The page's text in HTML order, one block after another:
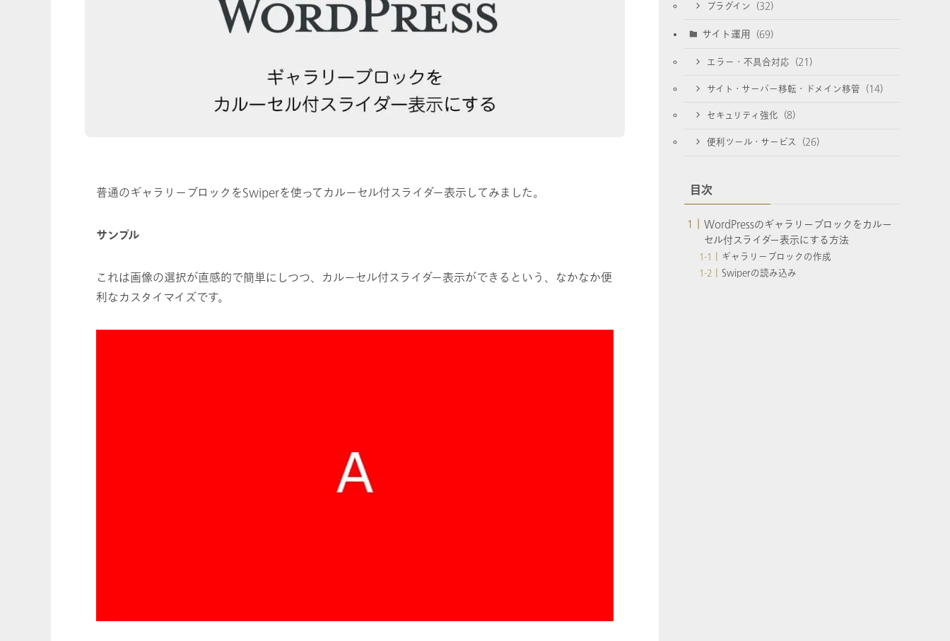
普通のギャラリーブロックをSwiperを使ってカルーセル付スライダー表示してみました。
サンプル
これは画像の選択が直感的で簡単にしつつ、カルーセル付スライダー表示ができるという、なかなか便
利なカスタイマイズです。
プラグイン (32)
サイト運用 (69)
エラー・不具合対応 (21)
サイト・サーバー移転・ドメイン移管 (14)
セキュリティ強化 (8)
便利ツール・サービス (26)
目次
WordPressのギャラリーブロックをカルー
セル付スライダー表示にする方法
ギャラリーブロックの作成
Swiperの読み込み